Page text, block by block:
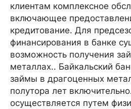
клиентам комплексное
включающее
кредитование. Для
финансирования в банке
возможность получения
металлах.. Байкальский
займы в драгоценных
полутора лет
осуществляется путем